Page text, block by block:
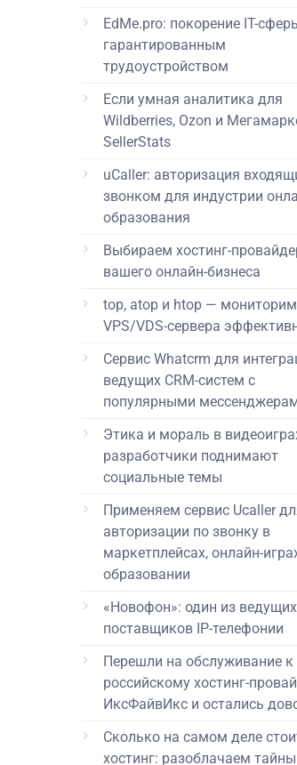
EdMe.pro: покорение IT-
гарантированным
трудоустройством
Если умная аналитика для
Wildberries, Ozon и
SellerStats
uCaller: авторизация
звонком для индустрии
образования
Выбираем хостинг-
вашего онлайн-бизнеса
top, atop и htop — мониторим
VPS/VDS-сервера
Сервис Whatcrm для
ведущих CRM-систем с
популярными
Этика и мораль в
разработчики поднимают
социальные темы
Применяем сервис Ucaller
авторизации по звонку в
маркетплейсах, онлайн-
образовании
«Новофон»: один из ведущих
поставщиков IP-телефонии
Перешли на обслуживание к
российскому хостинг-
ИксФайвИкс и остались
Сколько на самом деле
хостинг: разоблачаем тайны